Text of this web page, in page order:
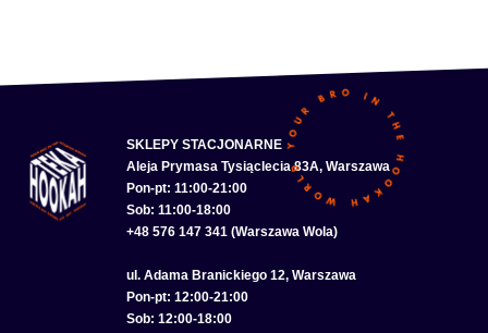
SKLEPY STACJONARNE
Aleja Prymasa Tysiąclecia 83A, Warszawa
Pon-pt: 11:00-21:00
Sob: 11:00-18:00
+48 576 147 341 (Warszawa Wola)
ul. Adama Branickiego 12, Warszawa
Pon-pt: 12:00-21:00
Sob: 12:00-18:00